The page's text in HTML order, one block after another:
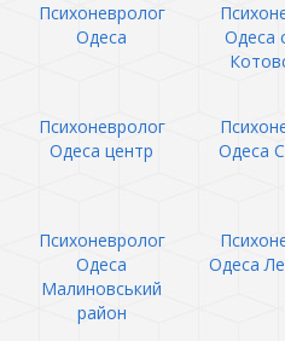
Психоневролог
Одеса
Одеса
Психоневролог
Одеса центр
Одеса
Психоневролог
Одеса
Малиновський
район
Одеса